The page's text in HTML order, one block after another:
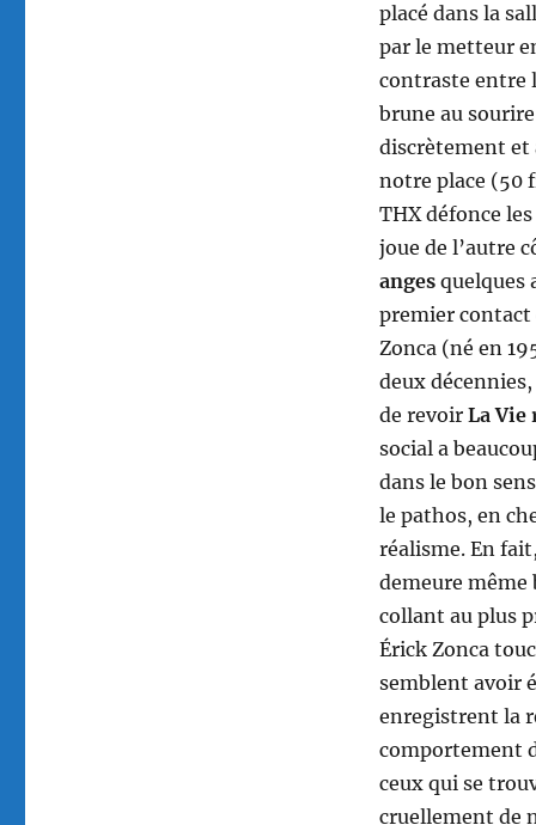
placé dans la
par le metteur
contraste entre
brune au
discrètement et
notre place (50
THX défonce
joue de l’autre
anges quelques
premier contact
Zonca (né en
deux
de revoir La Vie
social a
dans le bon
le pathos, en
réalisme. En fait,
demeure
collant au plus
Érick Zonca
semblent avoir
enregistrent la
comportement
ceux qui se
cruellement de